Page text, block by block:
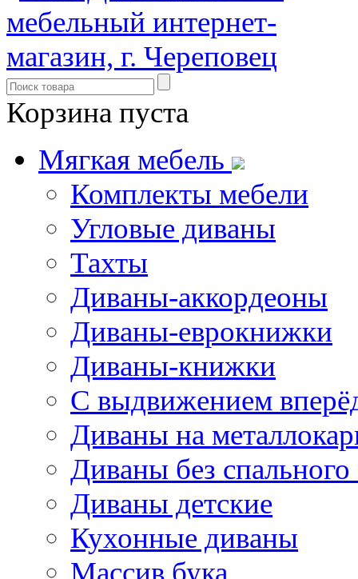
Корзина пуста
Мягкая мебель
Комплекты мебели
Угловые диваны
Тахты
Диваны-аккордеоны
Диваны-еврокнижки
Диваны-книжки
С выдвижением
Диваны на
Диваны без спального
Диваны детские
Кухонные диваны
Массив бука